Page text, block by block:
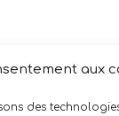
aux
des